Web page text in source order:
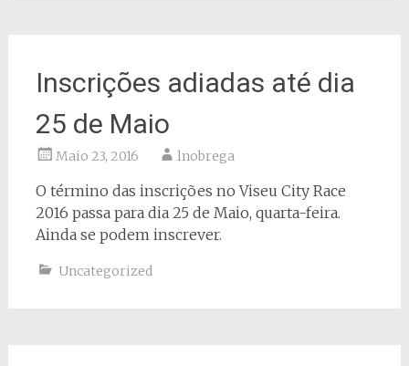
Inscrições adiadas até dia
25 de Maio
Maio 23, 2016 lnobrega
O término das inscrições no Viseu City Race
2016 passa para dia 25 de Maio, quarta-feira.
Ainda se podem inscrever.
Uncategorized